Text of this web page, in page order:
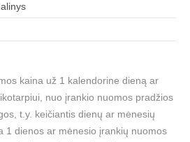
kaina už 1 kalendorine dieną ar
nuo įrankio nuomos pradžios
t.y. keičiantis dienų ar mėnesių
1 dienos ar mėnesio įrankių nuomos